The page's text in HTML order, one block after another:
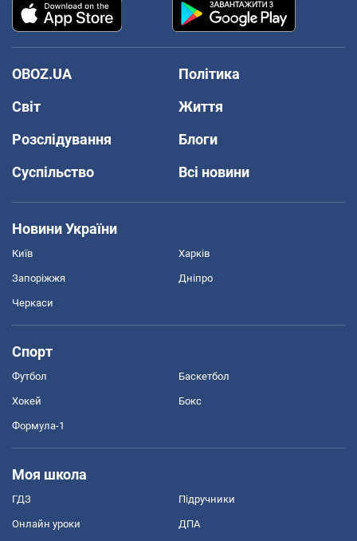
OBOZ.UA
Політика
Світ
Життя
Розслідування
Блоги
Суспільство
Всі новини
Новини України
Київ Харків
Запоріжжя Дніпро
Черкаси
Спорт
Футбол Баскетбол
Хокей Бокс
Формула-1
Моя школа
ГДЗ Підручники
Онлайн уроки ДПА